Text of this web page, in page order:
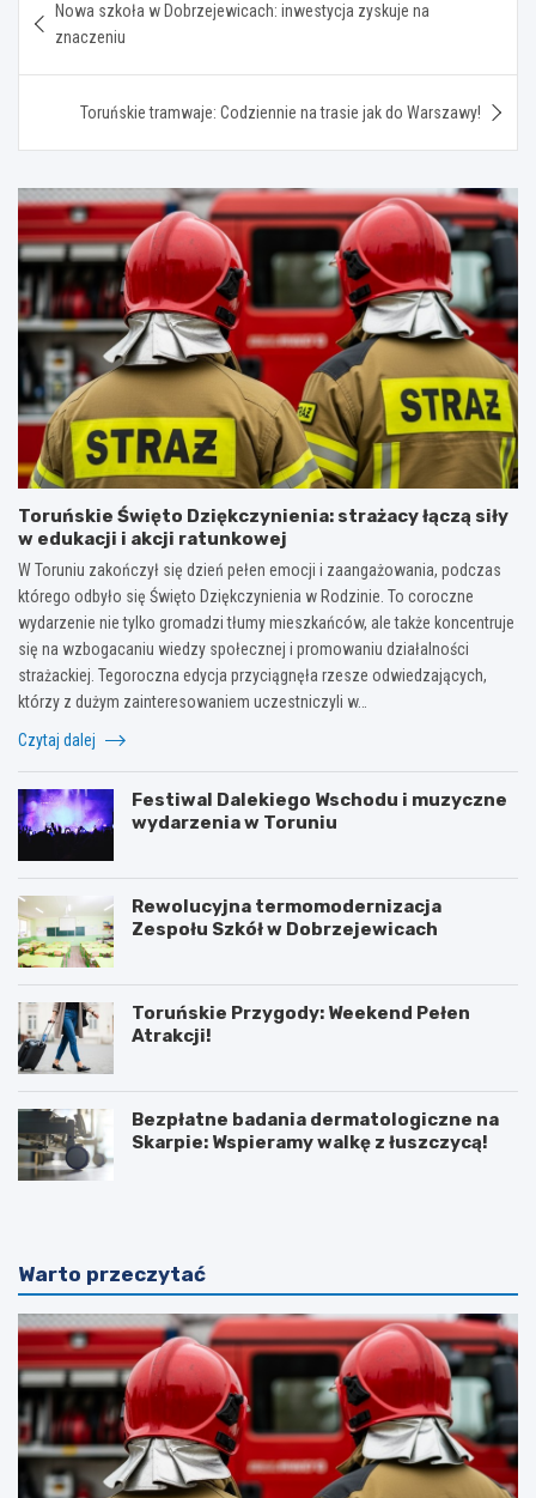
wpisu
Nowa szkoła w Dobrzejewicach: inwestycja zyskuje na
znaczeniu
Toruńskie tramwaje: Codziennie na trasie jak do Warszawy!
Toruńskie Święto Dziękczynienia: strażacy łączą siły
w edukacji i akcji ratunkowej
W Toruniu zakończył się dzień pełen emocji i zaangażowania, podczas
którego odbyło się Święto Dziękczynienia w Rodzinie. To coroczne
wydarzenie nie tylko gromadzi tłumy mieszkańców, ale także koncentruje
się na wzbogacaniu wiedzy społecznej i promowaniu działalności
strażackiej. Tegoroczna edycja przyciągnęła rzesze odwiedzających,
którzy z dużym zainteresowaniem uczestniczyli w…
Czytaj dalej
Festiwal Dalekiego Wschodu i muzyczne
wydarzenia w Toruniu
Rewolucyjna termomodernizacja
Zespołu Szkół w Dobrzejewicach
Toruńskie Przygody: Weekend Pełen
Atrakcji!
Bezpłatne badania dermatologiczne na
Skarpie: Wspieramy walkę z łuszczycą!
Warto przeczytać